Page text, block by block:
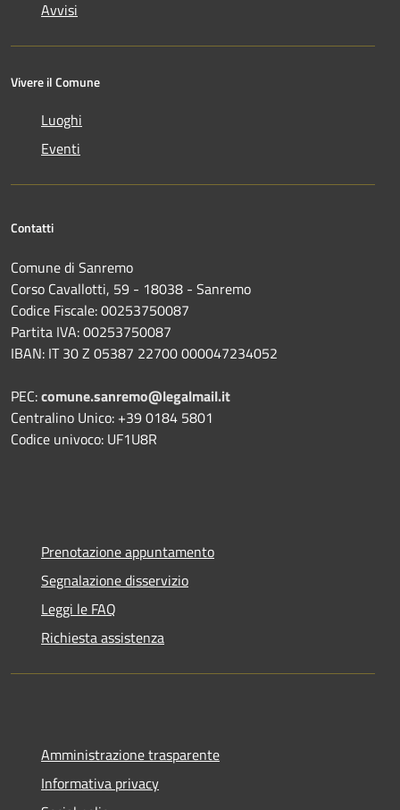
Avvisi
Vivere il Comune
Luoghi
Eventi
Contatti
Comune di Sanremo
Corso Cavallotti, 59 - 18038 - Sanremo
Codice Fiscale: 00253750087
Partita IVA: 00253750087
IBAN: IT 30 Z 05387 22700 000047234052
PEC:comune.sanremo@legalmail.it
Centralino Unico: +39 0184 5801
Codice univoco: UF1U8R
Prenotazione appuntamento
Segnalazione disservizio
Leggi le FAQ
Richiesta assistenza
Amministrazione trasparente
Informativa privacy